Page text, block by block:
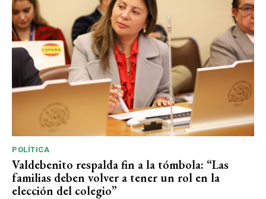
POLÍTICA
Valdebenito respalda fin a la tómbola: “Las
familias deben volver a tener un rol en la
elección del colegio”